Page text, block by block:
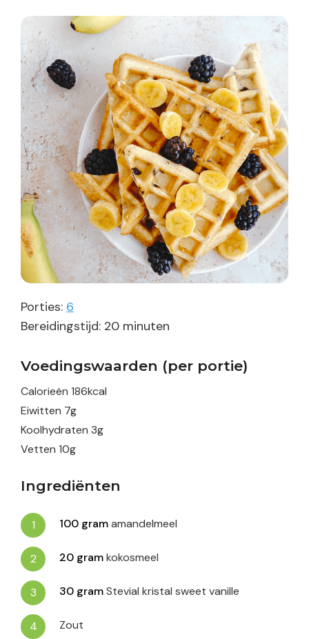
Porties: 6
Bereidingstijd: 20minuten
minuten
Voedingswaarden (per portie)
Calorieën 186kcal
Eiwitten 7g
Koolhydraten 3g
Vetten 10g
Ingrediënten
100 gramamandelmeel
20 gramkokosmeel
30 gramStevial kristal sweet vanille
Zout